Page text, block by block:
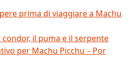
prima di viaggiare a Machu
il puma e il serpente
per Machu Picchu – Por